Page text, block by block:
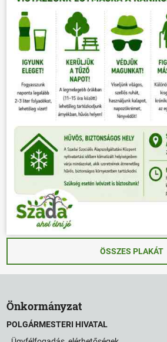
ÖSSZES PLAKÁT
Önkormányzat
POLGÁRMESTERI HIVATAL